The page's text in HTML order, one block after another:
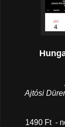
Ajtósi
1490 Ft -